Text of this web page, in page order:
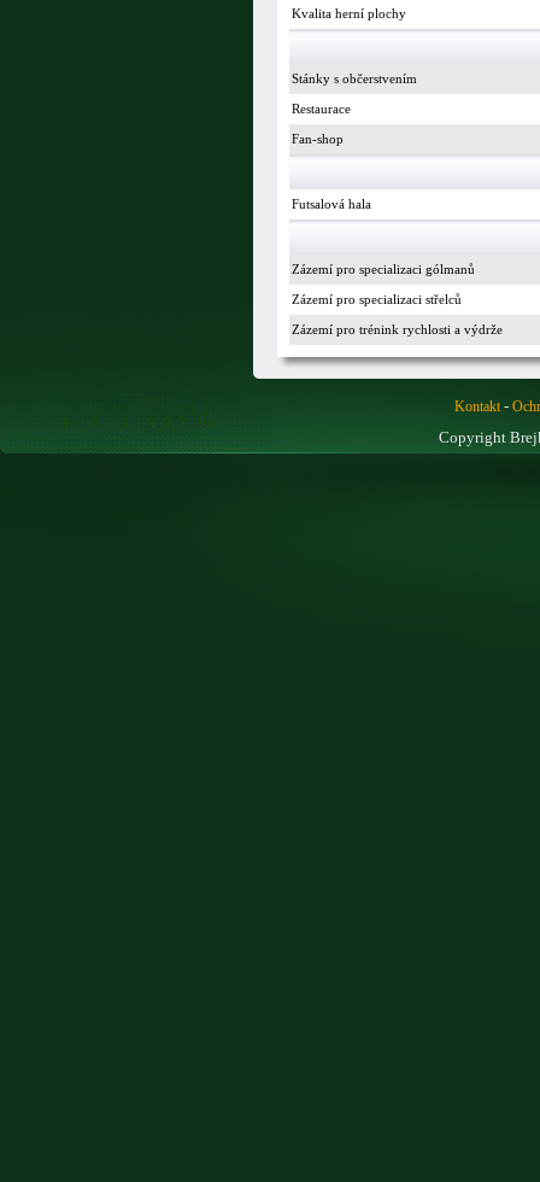
Kvalita herní plochy
Stánky s občerstvením
Restaurace
Fan-shop
Futsalová hala
Zázemí pro specializaci gólmanů
Zázemí pro specializaci střelců
Zázemí pro trénink rychlosti a výdrže
Kontakt-
Copyright